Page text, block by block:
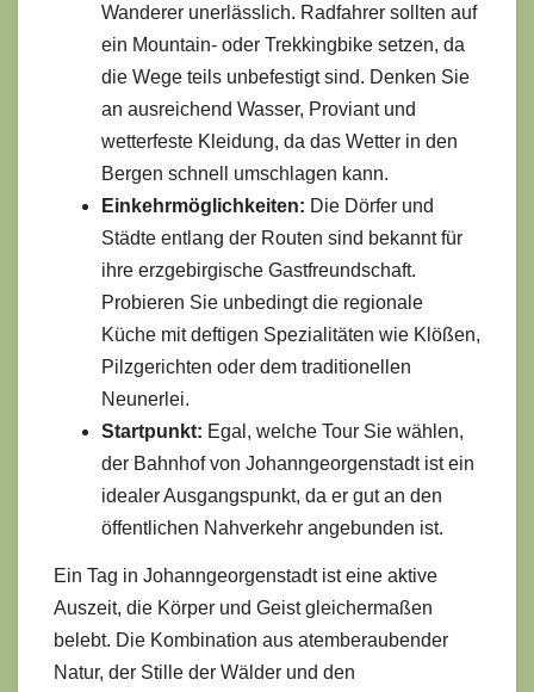
Wanderer unerlässlich. Radfahrer sollten auf
ein Mountain- oder Trekkingbike setzen, da
die Wege teils unbefestigt sind. Denken Sie
an ausreichend Wasser, Proviant und
wetterfeste Kleidung, da das Wetter in den
Bergen schnell umschlagen kann.
Einkehrmöglichkeiten: Die Dörfer und
Städte entlang der Routen sind bekannt für
ihre erzgebirgische Gastfreundschaft.
Probieren Sie unbedingt die regionale
Küche mit deftigen Spezialitäten wie Klößen,
Pilzgerichten oder dem traditionellen
Neunerlei.
Startpunkt: Egal, welche Tour Sie wählen,
der Bahnhof von Johanngeorgenstadt ist ein
idealer Ausgangspunkt, da er gut an den
öffentlichen Nahverkehr angebunden ist.
Ein Tag in Johanngeorgenstadt ist eine aktive
Auszeit, die Körper und Geist gleichermaßen
belebt. Die Kombination aus atemberaubender
Natur, der Stille der Wälder und den